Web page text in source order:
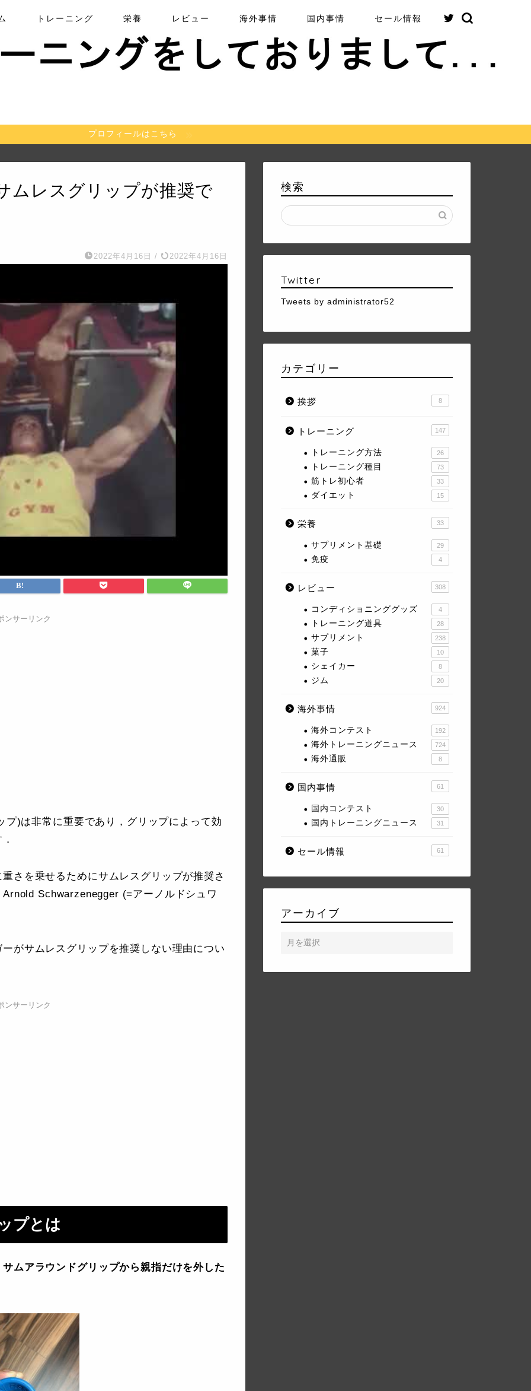
トレーニング 栄養 レビュー 海外事情 国内事情 セール情報
プロフィールはこちら
ムレスグリップが推奨で
2022年4月16日 / 2022年4月16日
ンサーリンク
)は非常に重要であり，グリップによって効
さを乗せるためにサムレスグリップが推奨さ
Schwarzenegger (=アーノルドシュワ
がサムレスグリップを推奨しない理由につい
ンサーリンク
プとは
ムアラウンドグリップから親指だけを外した
検索
Twitter
Tweets by administrator52
カテゴリー
挨拶 8
トレーニング 147
トレーニング方法 26
トレーニング種目 73
筋トレ初心者 33
ダイエット 15
栄養 33
サプリメント基礎 29
免疫 4
レビュー 308
コンディショニンググッズ 4
トレーニング道具 28
サプリメント 238
菓子 10
シェイカー 8
ジム 20
海外事情 924
海外コンテスト 192
海外トレーニングニュース 724
海外通販 8
国内事情 61
国内コンテスト 30
国内トレーニングニュース 31
セール情報 61
アーカイブ